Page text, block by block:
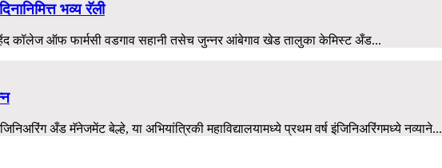
भव्य रॅली
कॉलेज ऑफ फार्मसी वडगाव सहानी तसेच जुन्नर आंबेगाव खेड तालुका केमिस्ट अँड...
अँड मॅनेजमेंट बेल्हे, या अभियांत्रिकी महाविद्यालयामध्ये प्रथम वर्ष इंजिनिअरिंगमध्ये नव्याने...